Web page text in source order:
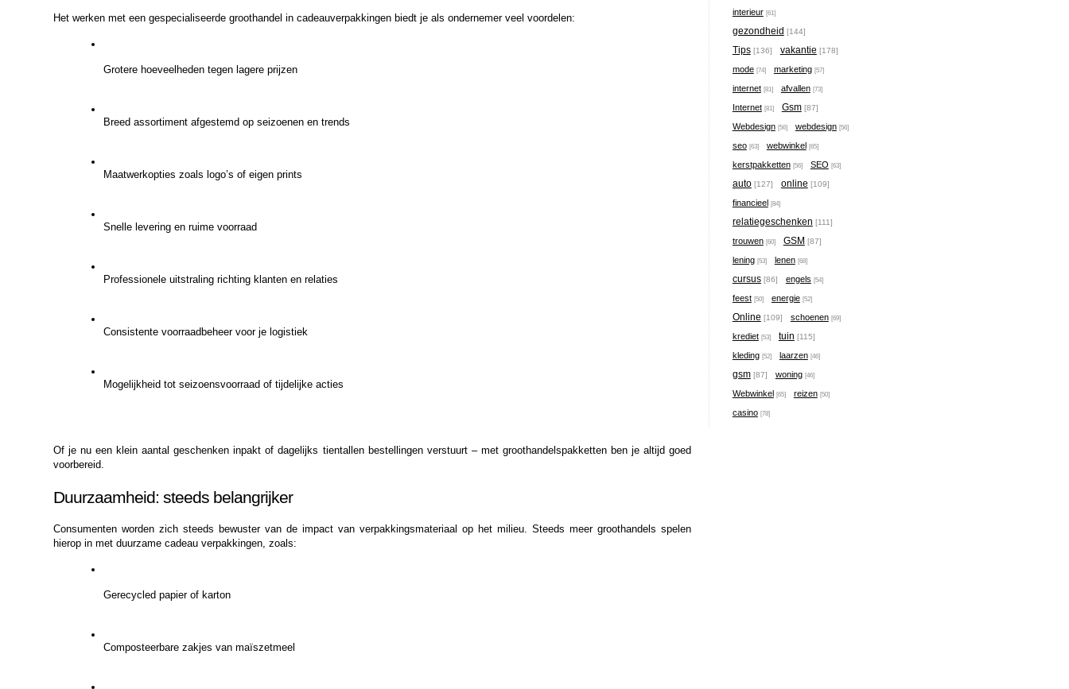
Het werken met een gespecialiseerde groothandel in cadeauverpakkingen biedt je als ondernemer veel voordelen:
Grotere hoeveelheden tegen lagere prijzen
Breed assortiment afgestemd op seizoenen en trends
Maatwerkopties zoals logo’s of eigen prints
Snelle levering en ruime voorraad
Professionele uitstraling richting klanten en relaties
Consistente voorraadbeheer voor je logistiek
Mogelijkheid tot seizoensvoorraad of tijdelijke acties
Of je nu een klein aantal geschenken inpakt of dagelijks tientallen bestellingen verstuurt – met groothandelspakketten ben je altijd goed
voorbereid.
Duurzaamheid: steeds belangrijker
Consumenten worden zich steeds bewuster van de impact van verpakkingsmateriaal op het milieu. Steeds meer groothandels spelen
hierop in met duurzame cadeau verpakkingen, zoals:
Gerecycled papier of karton
Composteerbare zakjes van maïszetmeel
interieur [61]
gezondheid [144]
Tips [136] vakantie [178]
mode [74] marketing [57]
internet [81] afvallen [73]
Internet [81] Gsm [87]
Webdesign [56] webdesign [56]
seo [63] webwinkel [65]
kerstpakketten [56] SEO [63]
auto [127] online [109]
financieel [84]
relatiegeschenken [111]
trouwen [60] GSM [87]
lening [53] lenen [68]
cursus [86] engels [54]
feest [50] energie [52]
Online [109] schoenen [69]
krediet [53] tuin [115]
kleding [52] laarzen [46]
gsm [87] woning [46]
Webwinkel [65] reizen [50]
casino [78]